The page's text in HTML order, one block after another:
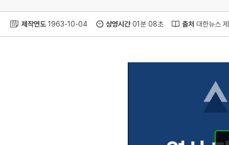
제작연도 1963-10-04 상영시간01분 08초 출처 대한뉴스